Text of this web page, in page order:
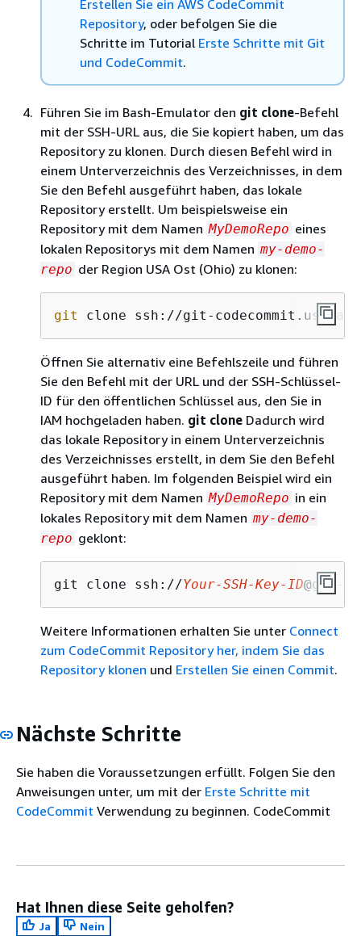
Erstellen Sie ein AWS CodeCommit
Repository, oder befolgen Sie die
Schritte im Tutorial Erste Schritte mit Git
und CodeCommit.
Führen Sie im Bash-Emulator den git clone-Befehl
mit der SSH-URL aus, die Sie kopiert haben, um das
Repository zu klonen. Durch diesen Befehl wird in
einem Unterverzeichnis des Verzeichnisses, in dem
Sie den Befehl ausgeführt haben, das lokale
Repository erstellt. Um beispielsweise ein
Repository mit dem Namen MyDemoRepo eines
lokalen Repositorys mit dem Namen my-demo-
repo der Region USA Ost (Ohio) zu klonen:
git clone ssh://git-codecommit.us-
Öffnen Sie alternativ eine Befehlszeile und führen
Sie den Befehl mit der URL und der SSH-Schlüssel-
ID für den öffentlichen Schlüssel aus, den Sie in
IAM hochgeladen haben. git clone Dadurch wird
das lokale Repository in einem Unterverzeichnis
des Verzeichnisses erstellt, in dem Sie den Befehl
ausgeführt haben. Im folgenden Beispiel wird ein
Repository mit dem Namen MyDemoRepo in ein
lokales Repository mit dem Namen my-demo-
repo geklont:
git clone ssh://Your-SSH-Key-ID@git-
Weitere Informationen erhalten Sie unter Connect
zum CodeCommit Repository her, indem Sie das
Repository klonen und Erstellen Sie einen Commit.
Nächste Schritte
Sie haben die Voraussetzungen erfüllt. Folgen Sie den
Anweisungen unter, um mit der Erste Schritte mit
CodeCommit Verwendung zu beginnen. CodeCommit
Hat Ihnen diese Seite geholfen?
Ja
Nein